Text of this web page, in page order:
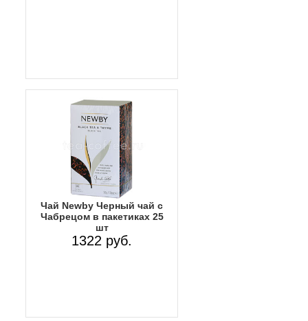
Чай Newby Черный чай с
Чабрецом в пакетиках 25
шт
1322 руб.